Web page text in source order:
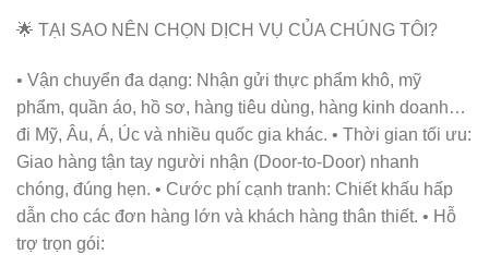
🌟 TẠI SAO NÊN CHỌN DỊCH VỤ CỦA CHÚNG TÔI?
• Vận chuyển đa dạng: Nhận gửi thực phẩm khô, mỹ
phẩm, quần áo, hồ sơ, hàng tiêu dùng, hàng kinh doanh…
đi Mỹ, Âu, Á, Úc và nhiều quốc gia khác. • Thời gian tối ưu:
Giao hàng tận tay người nhận (Door-to-Door) nhanh
chóng, đúng hẹn. • Cước phí cạnh tranh: Chiết khấu hấp
dẫn cho các đơn hàng lớn và khách hàng thân thiết. • Hỗ
trợ trọn gói: